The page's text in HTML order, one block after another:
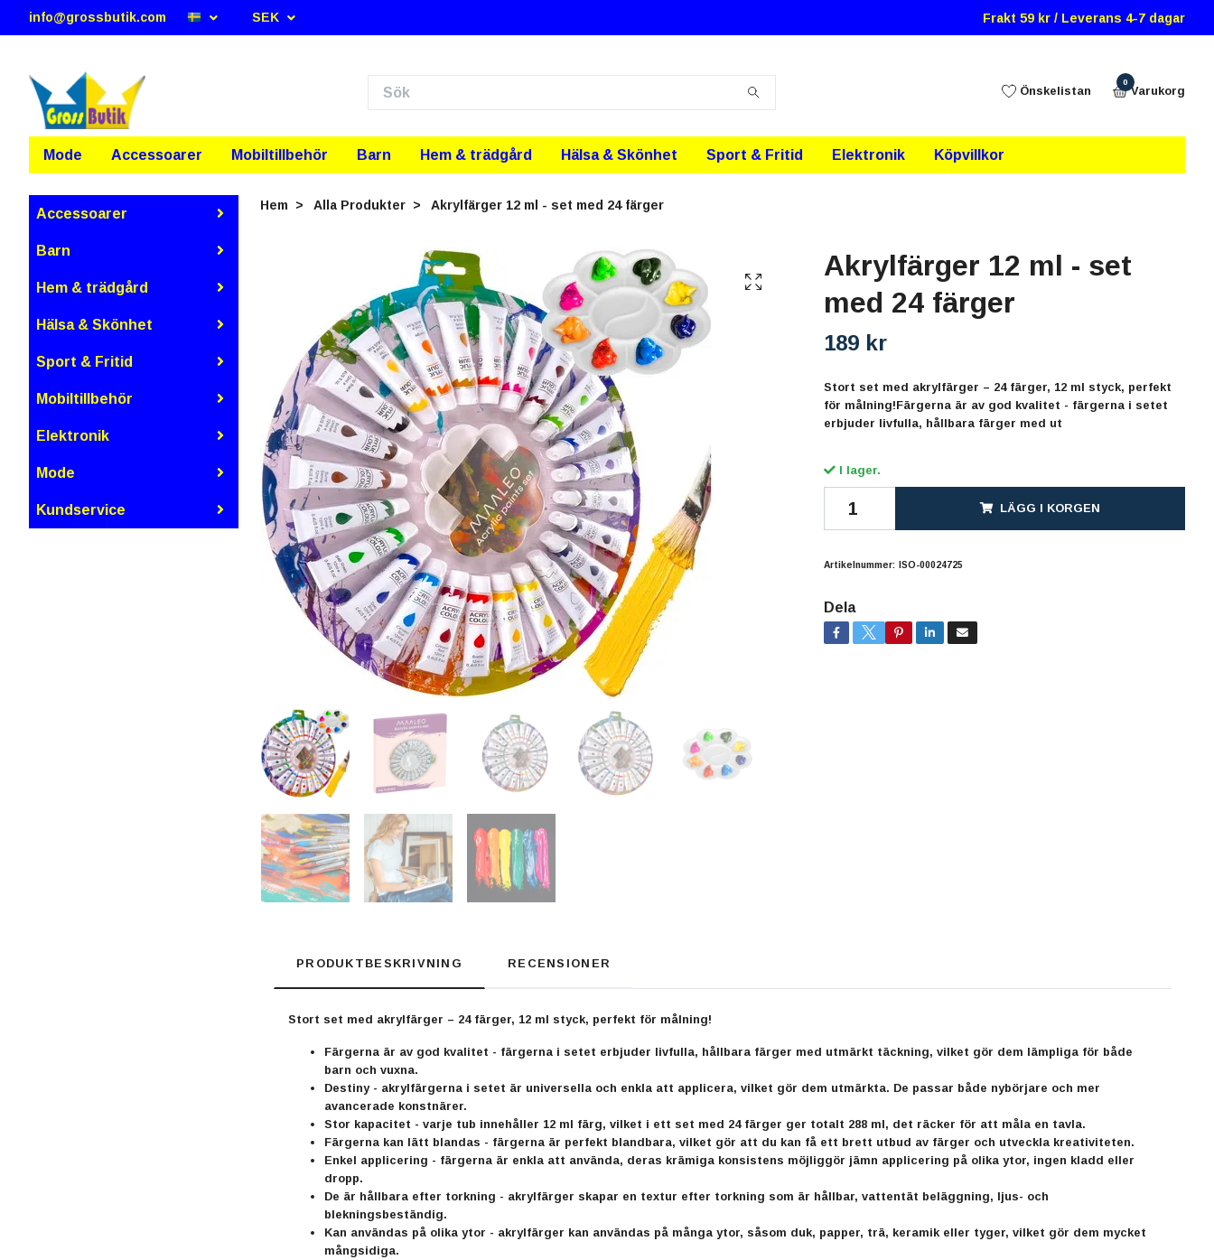
info@grossbutik.com SEK Frakt 59 kr / Leverans 4-7 dagar
Önskelistan
0
Varukorg
Mode Accessoarer Mobiltillbehör Barn Hem & trädgård Hälsa & Skönhet Sport & Fritid Elektronik Köpvillkor
Accessoarer
Barn
Hem & trädgård
Hälsa & Skönhet
Sport & Fritid
Mobiltillbehör
Elektronik
Mode
Kundservice
Hem Alla Produkter Akrylfärger 12 ml - set med 24 färger
Akrylfärger 12 ml - set
med 24 färger
189 kr
Stort set med akrylfärger – 24 färger, 12 ml styck, perfekt
för målning!Färgerna är av god kvalitet - färgerna i setet
erbjuder livfulla, hållbara färger med ut
I lager.
LÄGG I KORGEN
Artikelnummer: ISO-00024725
Dela
PRODUKTBESKRIVNING RECENSIONER
Stort set med akrylfärger – 24 färger, 12 ml styck, perfekt för målning!
Färgerna är av god kvalitet - färgerna i setet erbjuder livfulla, hållbara färger med utmärkt täckning, vilket gör dem lämpliga för både
barn och vuxna.
Destiny - akrylfärgerna i setet är universella och enkla att applicera, vilket gör dem utmärkta. De passar både nybörjare och mer
avancerade konstnärer.
Stor kapacitet - varje tub innehåller 12 ml färg, vilket i ett set med 24 färger ger totalt 288 ml, det räcker för att måla en tavla.
Färgerna kan lätt blandas - färgerna är perfekt blandbara, vilket gör att du kan få ett brett utbud av färger och utveckla kreativiteten.
Enkel applicering - färgerna är enkla att använda, deras krämiga konsistens möjliggör jämn applicering på olika ytor, ingen kladd eller
dropp.
De är hållbara efter torkning - akrylfärger skapar en textur efter torkning som är hållbar, vattentät beläggning, ljus- och
blekningsbeständig.
Kan användas på olika ytor - akrylfärger kan användas på många ytor, såsom duk, papper, trä, keramik eller tyger, vilket gör dem mycket
mångsidiga.